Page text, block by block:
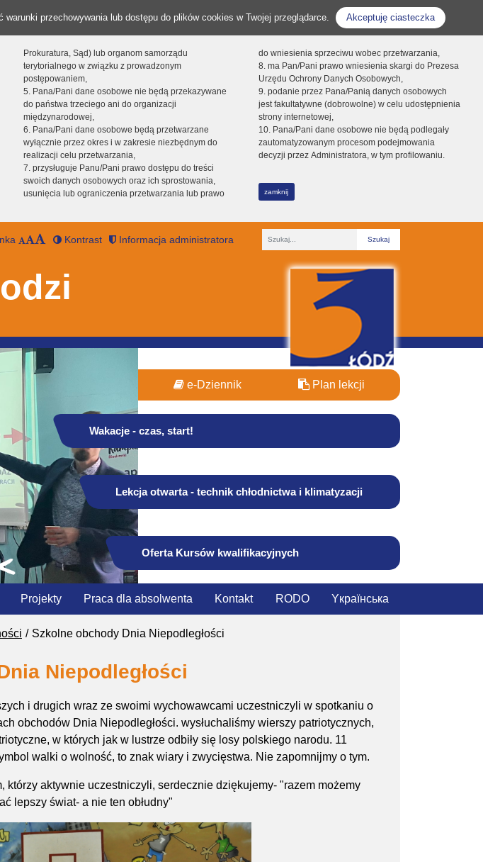
warunki przechowywania lub dostępu do plików cookies w Twojej przeglądarce. Akceptuję ciasteczka
Prokuratura, Sąd) lub organom samorządu
terytorialnego w związku z prowadzonym
postępowaniem,
5. Pana/Pani dane osobowe nie będą przekazywane
do państwa trzeciego ani do organizacji
międzynarodowej,
6. Pana/Pani dane osobowe będą przetwarzane
wyłącznie przez okres i w zakresie niezbędnym do
realizacji celu przetwarzania,
7. przysługuje Panu/Pani prawo dostępu do treści
swoich danych osobowych oraz ich sprostowania,
usunięcia lub ograniczenia przetwarzania lub prawo
do wniesienia sprzeciwu wobec przetwarzania,
8. ma Pan/Pani prawo wniesienia skargi do Prezesa
Urzędu Ochrony Danych Osobowych,
9. podanie przez Pana/Panią danych osobowych
jest fakultatywne (dobrowolne) w celu udostępnienia
strony internetowej,
10. Pana/Pani dane osobowe nie będą podlegały
zautomatyzowanym procesom podejmowania
decyzji przez Administratora, w tym profilowaniu.
zamknij
Kontrast Informacja administratora
Fraza
e-Dziennik Plan lekcji
Wakacje - czas, start!
Lekcja otwarta - technik chłodnictwa i klimatyzacji
Oferta Kursów kwalifikacyjnych
Projekty Praca dla absolwenta Kontakt RODO Yкраїнська
Szkolne obchody Dnia Niepodległości
Niepodległości
i drugich wraz ze swoimi wychowawcami uczestniczyli w spotkaniu o
obchodów Dnia Niepodległości. wysłuchaliśmy wierszy patriotycznych,
w których jak w lustrze odbiły się losy polskiego narodu. 11
walki o wolność, to znak wiary i zwycięstwa. Nie zapomnijmy o tym.
którzy aktywnie uczestniczyli, serdecznie dziękujemy- "razem możemy
lepszy świat- a nie ten obłudny"